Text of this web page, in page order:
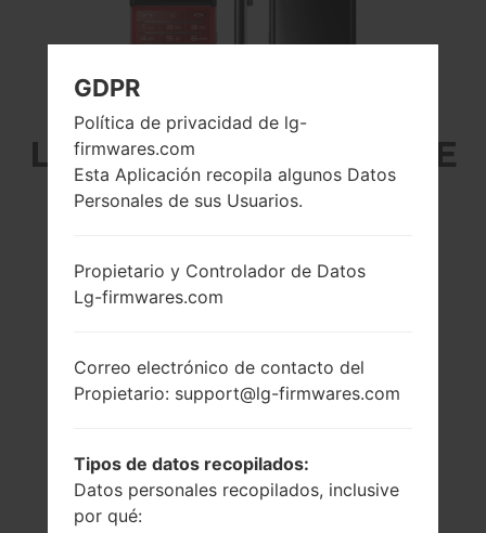
LG BL20T (LGBL20T) DE
LA SERIE LG
CHOCOLATE
2.4 pulgadas
240 x 320 píxeles
(~167 densidad de
píxeles por
-
GDPR
Política de privacidad de lg-
firmwares.com
Esta Aplicación recopila algunos Datos
Personales de sus Usuarios.
Propietario y Controlador de Datos
Lg-firmwares.com
Correo electrónico de contacto del
Propietario: support@lg-firmwares.com
Tipos de datos recopilados:
Datos personales recopilados, inclusive
por qué: